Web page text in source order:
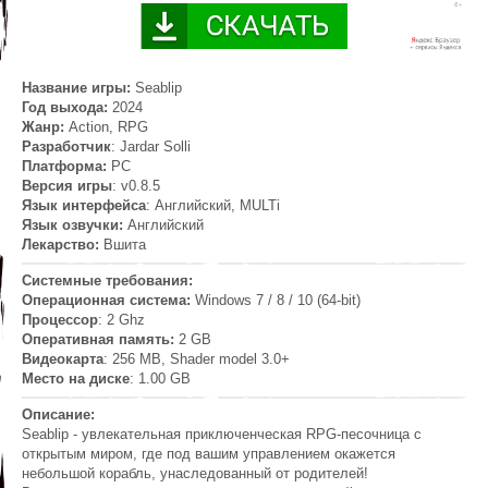
Название игры: Seablip
Год выхода: 2024
Жанр: Action, RPG
Разработчик: Jardar Solli
Платформа: PC
Версия игры: v0.8.5
Язык интерфейса: Английский, MULTi
Язык озвучки: Английский
Лекарство: Вшита
Системные требования:
Операционная система: Windows 7 / 8 / 10 (64-bit)
Процессор: 2 Ghz
Оперативная память: 2 GB
Видеокарта: 256 MB, Shader model 3.0+
Место на диске: 1.00 GB
Описание:
Seablip - увлекательная приключенческая RPG-песочница с
открытым миром, где под вашим управлением окажется
небольшой корабль, унаследованный от родителей!